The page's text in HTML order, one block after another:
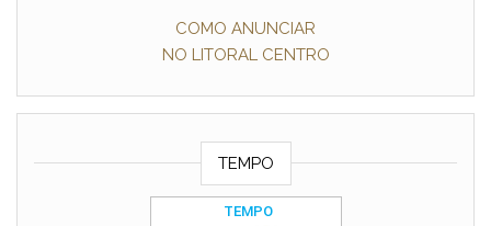
COMO ANUNCIAR
NO LITORAL CENTRO
TEMPO